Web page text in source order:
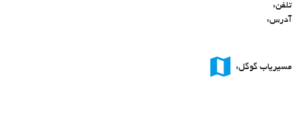
تلفن:
آدرس:
مسیریاب گوگل: map